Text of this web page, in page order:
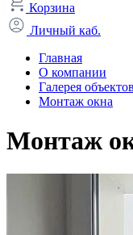
Корзина
Личный каб.
Главная
О компании
Галерея объектов
Монтаж окна
Монтаж